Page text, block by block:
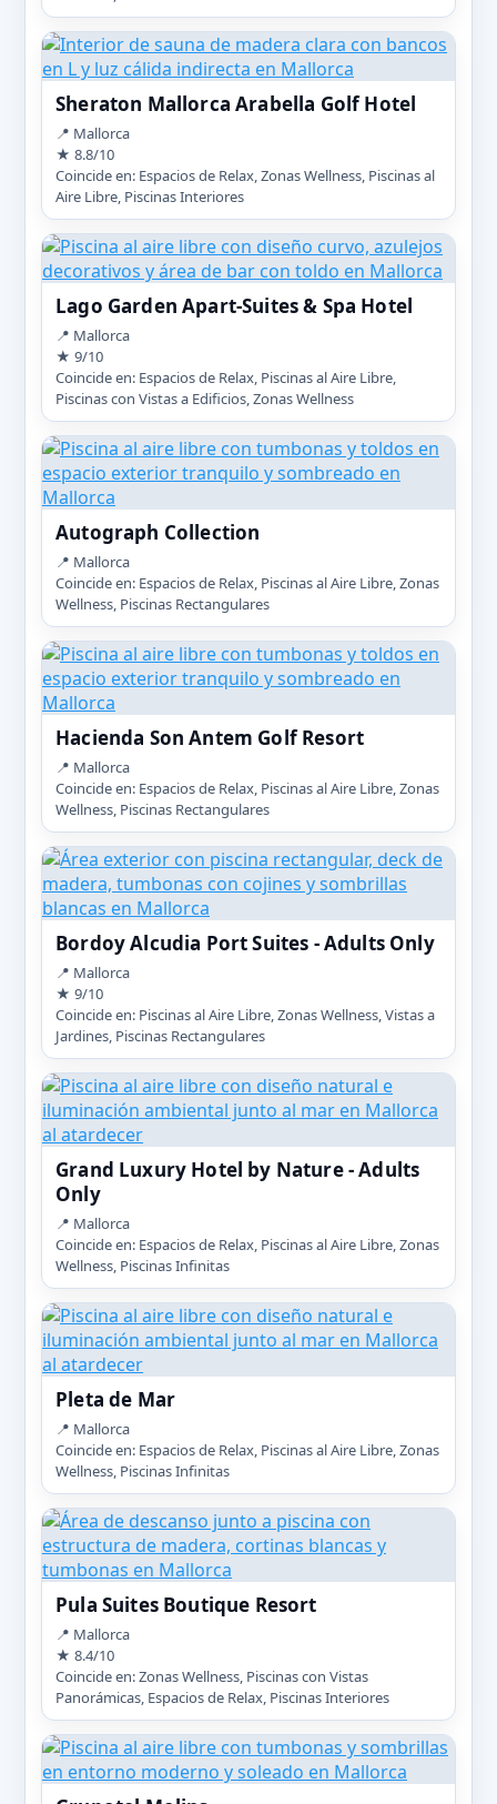
Sheraton Mallorca Arabella Golf Hotel
📍 Mallorca
★ 8.8/10
Coincide en: Espacios de Relax, Zonas Wellness, Piscinas al
Aire Libre, Piscinas Interiores
Lago Garden Apart-Suites & Spa Hotel
📍 Mallorca
★ 9/10
Coincide en: Espacios de Relax, Piscinas al Aire Libre,
Piscinas con Vistas a Edificios, Zonas Wellness
Autograph Collection
📍 Mallorca
Coincide en: Espacios de Relax, Piscinas al Aire Libre, Zonas
Wellness, Piscinas Rectangulares
Hacienda Son Antem Golf Resort
📍 Mallorca
Coincide en: Espacios de Relax, Piscinas al Aire Libre, Zonas
Wellness, Piscinas Rectangulares
Bordoy Alcudia Port Suites - Adults Only
📍 Mallorca
★ 9/10
Coincide en: Piscinas al Aire Libre, Zonas Wellness, Vistas a
Jardines, Piscinas Rectangulares
Grand Luxury Hotel by Nature - Adults
Only
📍 Mallorca
Coincide en: Espacios de Relax, Piscinas al Aire Libre, Zonas
Wellness, Piscinas Infinitas
Pleta de Mar
📍 Mallorca
Coincide en: Espacios de Relax, Piscinas al Aire Libre, Zonas
Wellness, Piscinas Infinitas
Pula Suites Boutique Resort
📍 Mallorca
★ 8.4/10
Coincide en: Zonas Wellness, Piscinas con Vistas
Panorámicas, Espacios de Relax, Piscinas Interiores